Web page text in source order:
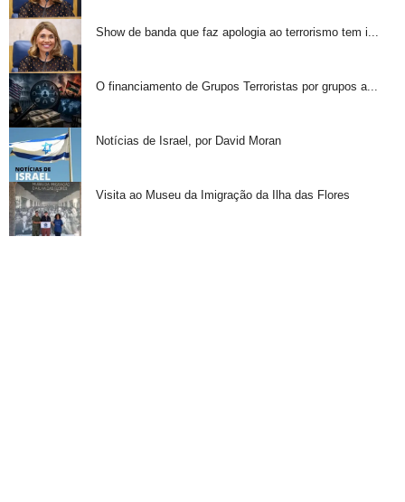
Show de banda que faz apologia ao terrorismo tem i...
O financiamento de Grupos Terroristas por grupos a...
Notícias de Israel, por David Moran
Visita ao Museu da Imigração da Ilha das Flores